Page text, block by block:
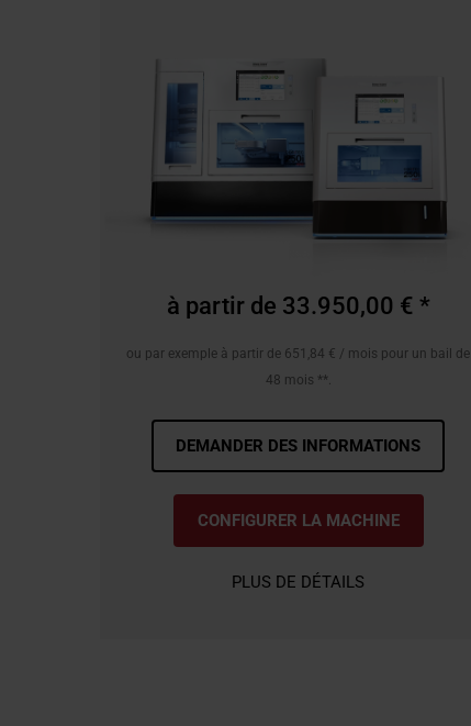
à partir de 33.950,00 € *
ou par exemple à partir de 651,84 € / mois pour un bail de
48 mois **.
DEMANDER DES INFORMATIONS
CONFIGURER LA MACHINE
PLUS DE DÉTAILS